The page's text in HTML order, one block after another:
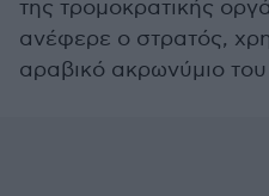
της τρομοκρατικής
ανέφερε ο στρατός,
αραβικό ακρωνύμιο του